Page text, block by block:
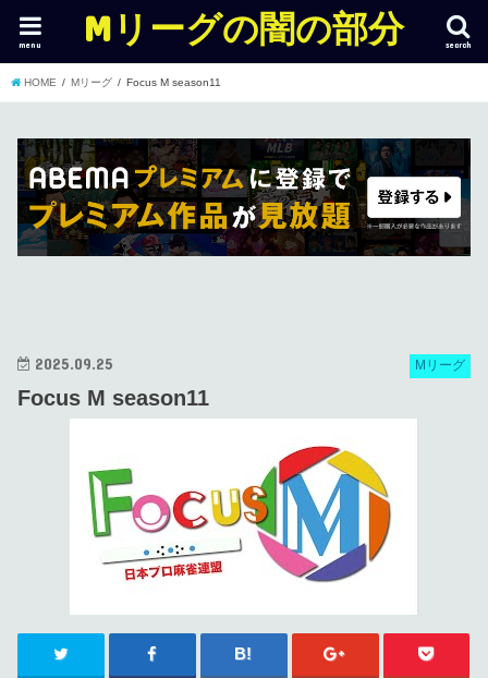
Mリーグの闇の部分 search
menu
HOME Mリーグ Focus M season11
Mリーグ
2025.09.25
Focus M season11